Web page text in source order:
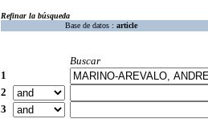
Refinar la búsqueda
Base de datos : article
Buscar
1
2
3